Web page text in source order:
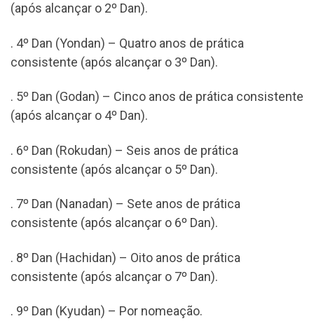
(após alcançar o 2º Dan).
. 4º Dan (Yondan) – Quatro anos de prática
consistente (após alcançar o 3º Dan).
. 5º Dan (Godan) – Cinco anos de prática consistente
(após alcançar o 4º Dan).
. 6º Dan (Rokudan) – Seis anos de prática
consistente (após alcançar o 5º Dan).
. 7º Dan (Nanadan) – Sete anos de prática
consistente (após alcançar o 6º Dan).
. 8º Dan (Hachidan) – Oito anos de prática
consistente (após alcançar o 7º Dan).
. 9º Dan (Kyudan) – Por nomeação.